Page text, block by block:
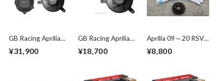
GB Racing Aprilia
1000/1100 エンジ
¥31,900
GB Racing Aprilia
1000/1100 クラッ
¥18,700
Aprilia 09～20 RSV4
Sprockt 520-
¥8,800